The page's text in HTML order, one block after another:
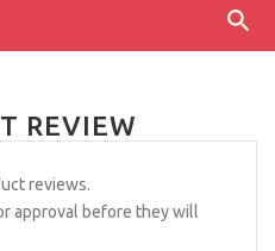
REVIEW
reviews.
approval before they will